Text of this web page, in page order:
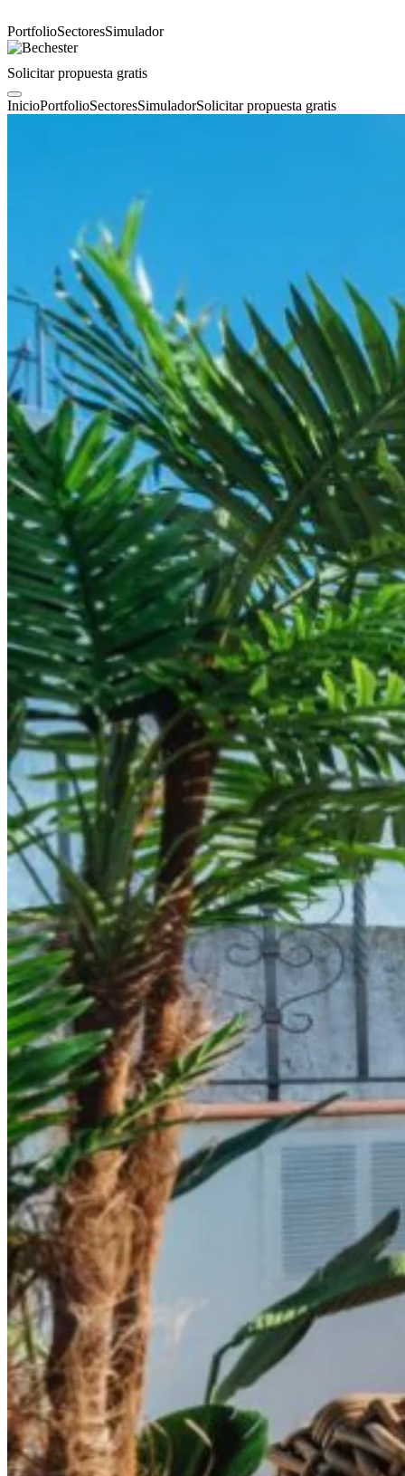
PortfolioSectoresSimulador
Solicitar propuesta gratis
InicioPortfolioSectoresSimuladorSolicitar propuesta gratis